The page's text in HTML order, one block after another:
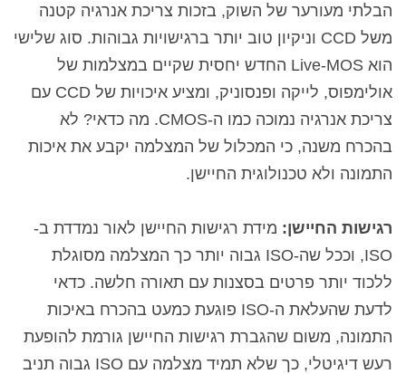
הבלתי מעורער של השוק, בזכות צריכת אנרגיה קטנה
משל CCD וניקיון טוב יותר ברגישויות גבוהות. סוג שלישי
הוא Live-MOS החדש יחסית שקיים במצלמות של
אולימפוס, לייקה ופנסוניק, ומציע איכויות של CCD עם
צריכת אנרגיה נמוכה כמו ה-CMOS. מה כדאי? לא
בהכרח משנה, כי המכלול של המצלמה יקבע את איכות
התמונה ולא טכנולוגית החיישן.
רגישות החיישן: מידת רגישות החיישן לאור נמדדת ב-
ISO, וככל שה-ISO גבוה יותר כך המצלמה מסוגלת
ללכוד יותר פרטים בסצנות עם תאורה חלשה. כדאי
לדעת שהעלאת ה-ISO פוגעת כמעט בהכרח באיכות
התמונה, משום שהגברת רגישות החיישן גורמת להופעת
רעש דיגיטלי, כך שלא תמיד מצלמה עם ISO גבוה תניב